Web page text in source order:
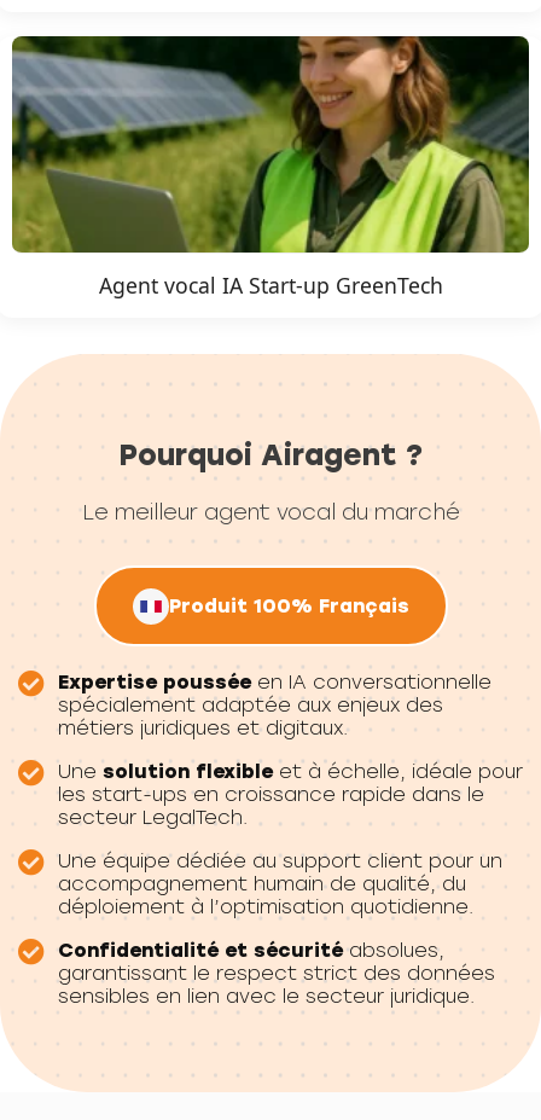
Agent vocal IA Start-up GreenTech
Pourquoi Airagent ?
Le meilleur agent vocal du marché
Produit 100% Français
Expertise pousséeen IA conversationnelle
spécialement adaptée aux enjeux des
métiers juridiques et digitaux.
Une solution flexibleet à échelle, idéale pour
les start-ups en croissance rapide dans le
secteur LegalTech.
Une équipe dédiée au support client pour un
accompagnement humain de qualité, du
déploiement à l’optimisation quotidienne.
Confidentialité et sécuritéabsolues,
garantissant le respect strict des données
sensibles en lien avec le secteur juridique.